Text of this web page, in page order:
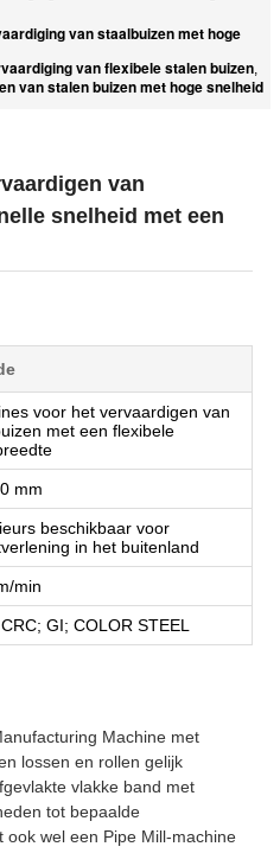
van staalbuizen met hoge
van flexibele stalen buizen,
van stalen buizen met hoge snelheid
van
snelheid met een
voor het vervaardigen van
met een flexibele
mm
beschikbaar voor
in het buitenland
min
GI; COLOR STEEL
Machine met
lossen en rollen gelijk
vlakke band met
tot bepaalde
ook wel een Pipe Mill-machine